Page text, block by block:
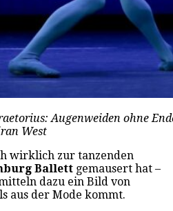
Augenweiden ohne
West
wirklich zur tanzenden
Ballett gemausert hat –
dazu ein Bild von
aus der Mode kommt.